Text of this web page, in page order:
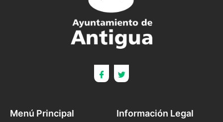
Menú Principal Información Legal